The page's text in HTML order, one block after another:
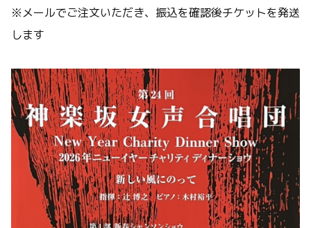
※メールでご注文いただき、振込を確認後チケットを発送
します